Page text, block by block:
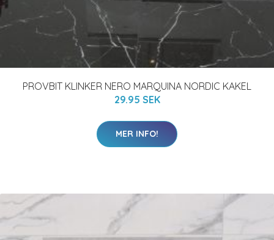
PROVBIT KLINKER NERO MARQUINA NORDIC KAKEL
29.95 SEK
MER INFO!